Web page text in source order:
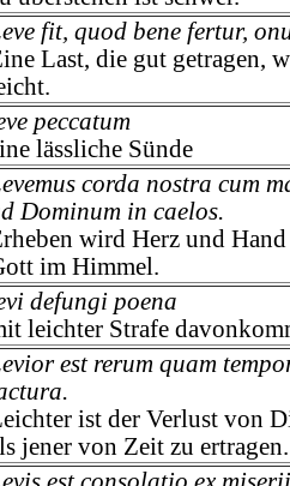
fit, quod bene fertur,
Last, die gut getragen,
peccatum
lässliche Sünde
corda nostra cum
Dominum in caelos.
wird Herz und
im Himmel.
defungi poena
leichter Strafe
est rerum quam
ist der Verlust von
jener von Zeit zu ertragen.